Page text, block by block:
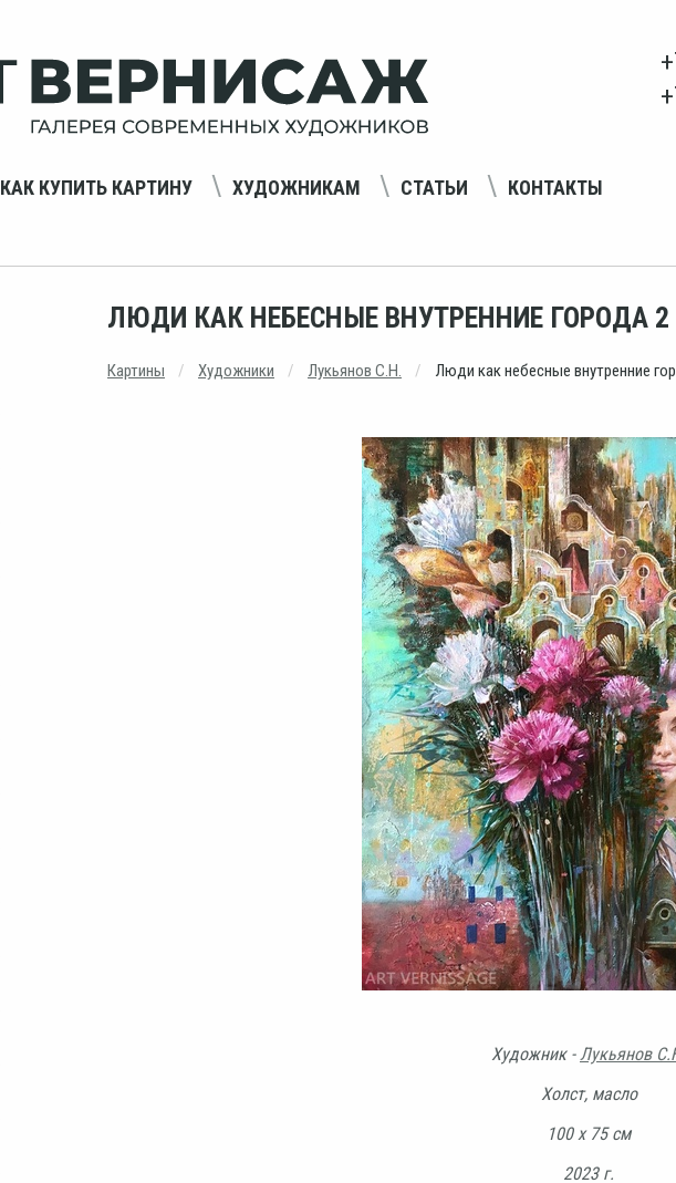
КАК КУПИТЬ КАРТИНУ ХУДОЖНИКАМ СТАТЬИ КОНТАКТЫ
ЛЮДИ КАК НЕБЕСНЫЕ ВНУТРЕННИЕ ГОРОДА 2
Картины Художники Лукьянов С.Н. Люди как небесные внутренние
Художник - Лукьянов
Холст, масло
100 х 75 см
2023 г.